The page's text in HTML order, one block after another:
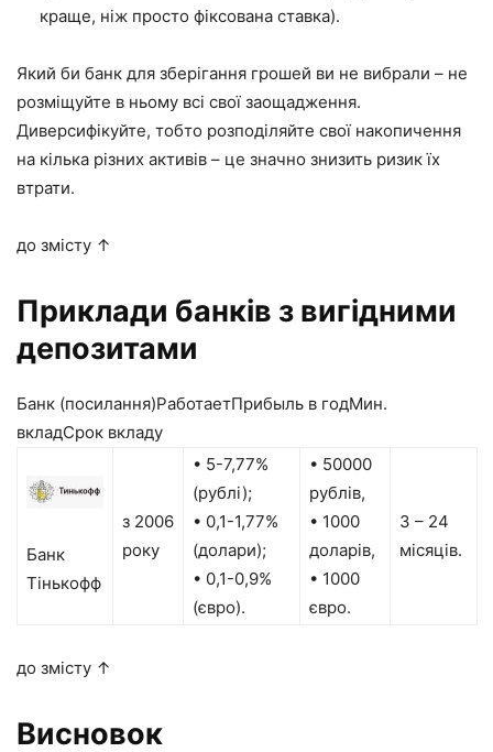
краще, ніж просто фіксована ставка).
Який би банк для зберігання грошей ви не вибрали – не
розміщуйте в ньому всі свої заощадження.
Диверсифікуйте, тобто розподіляйте свої накопичення
на кілька різних активів – це значно знизить ризик їх
втрати.
до змісту ↑
Приклади банків з вигідними
депозитами
Банк (посилання)РаботаетПрибыль в годМин.
вкладСрок вкладу
Банк
Тінькофф
з 2006
року
• 5-7,77%
(рублі);
• 0,1-1,77%
(долари);
• 0,1-0,9%
(євро).
• 50000
рублів,
• 1000
доларів,
• 1000
євро.
3 – 24
місяців.
до змісту ↑
Висновок